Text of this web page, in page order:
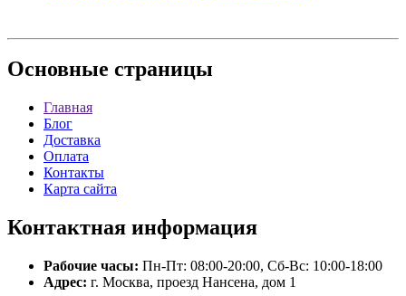
Основные страницы
Главная
Блог
Доставка
Оплата
Контакты
Карта сайта
Контактная информация
Рабочие часы: Пн-Пт: 08:00-20:00, Сб-Вс: 10:00-18:00
Адрес: г. Москва, проезд Нансена, дом 1